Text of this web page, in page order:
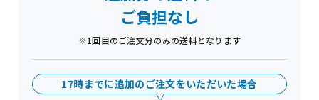
ご負担なし
※1回目のご注文分のみの送料となります
17時までに追加のご注文をいただいた場合